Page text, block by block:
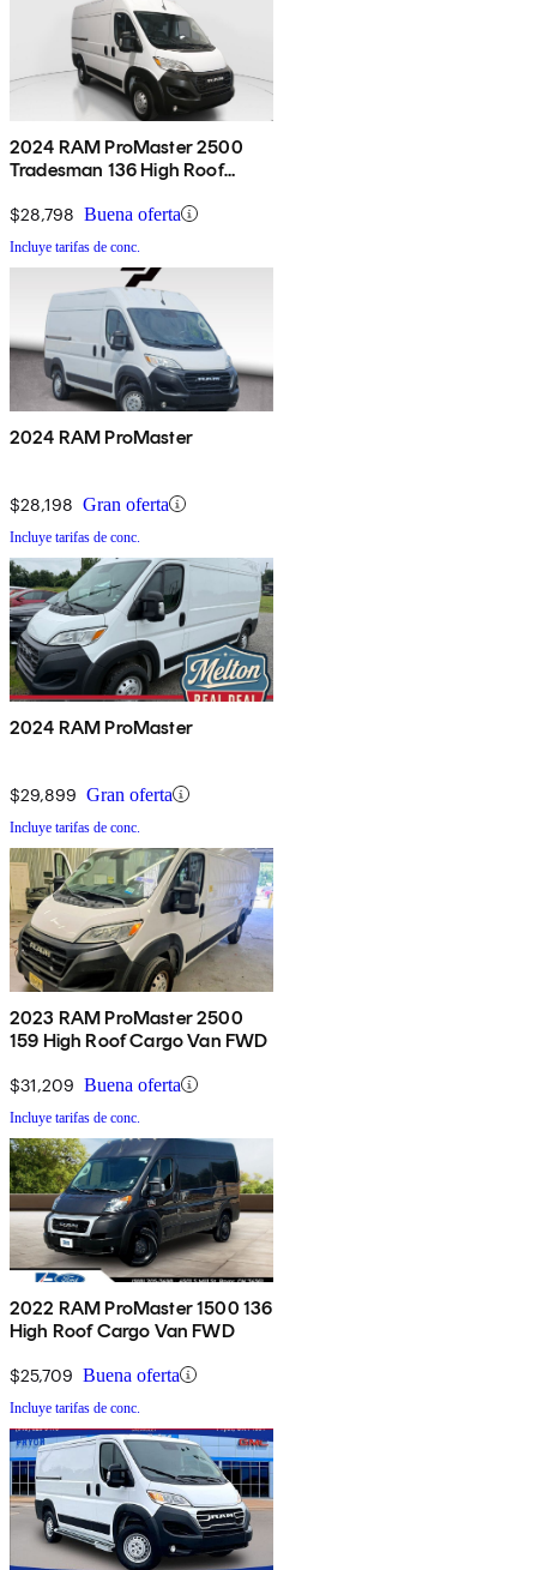
2024 RAM ProMaster 2500
Tradesman 136 High Roof
Seat
$28,798 Buena oferta
Incluye tarifas de conc.
2024 RAM ProMaster
$28,198 Gran oferta
Incluye tarifas de conc.
2024 RAM ProMaster
$29,899 Gran oferta
Incluye tarifas de conc.
2023 RAM ProMaster 2500
159 High Roof Cargo Van FWD
$31,209 Buena oferta
Incluye tarifas de conc.
2022 RAM ProMaster 1500 136
High Roof Cargo Van FWD
$25,709 Buena oferta
Incluye tarifas de conc.